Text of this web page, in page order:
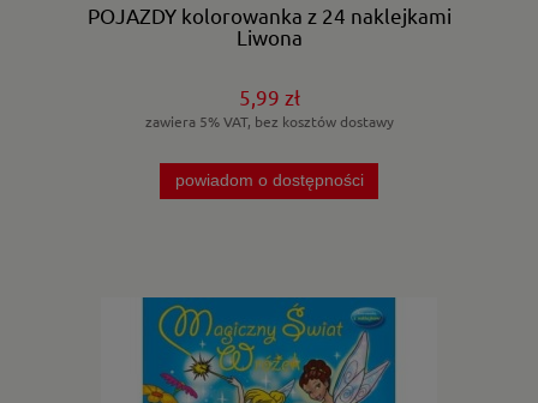
POJAZDY kolorowanka z 24 naklejkami
Liwona
5,99 zł
zawiera 5% VAT, bez kosztów dostawy
powiadom o dostępności